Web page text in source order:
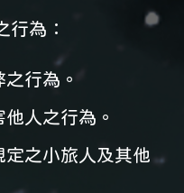
行為：
行為。
人之行為。
定之小旅人及其他